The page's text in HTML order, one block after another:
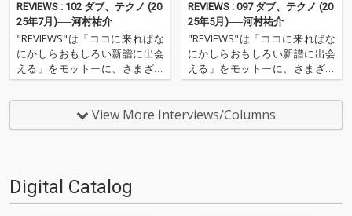
REVIEWS : 102 ダブ、テクノ (20
25年7月)──河村祐介
"REVIEWS"は「ココに来ればな
にかしらおもしろい新譜に出会
える」をモットーに、さまざま
な書き手がここ数ヶ月の新譜か
らエッセンシャルな9枚を選び
レヴューするコーナー。今回の
更新は、OTOTOY編集長でもあ
REVIEWS : 097 ダブ、テクノ (20
25年5月)──河村祐介
"REVIEWS"は「ココに来ればな
にかしらおもしろい新譜に出会
える」をモットーに、さまざま
な書き手がここ数ヶ月の新譜か
らエッセンシャルな9枚を選び
レヴューするコーナー。今回の
更新は、OTOTOY編集長でもあ
View More Interviews/Columns
Digital Catalog